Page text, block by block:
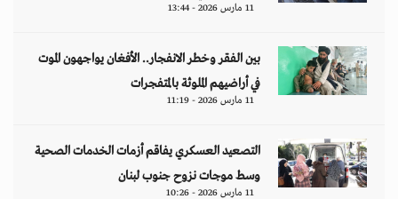
11 مارس 2026 - 13:44
بين الفقر وخطر الانفجار.. الأفغان يواجهون الموت
في أراضيهم الملوثة بالمتفجرات
11 مارس 2026 - 11:19
التصعيد العسكري يفاقم أزمات الخدمات الصحية
وسط موجات نزوح جنوب لبنان
11 مارس 2026 - 10:26